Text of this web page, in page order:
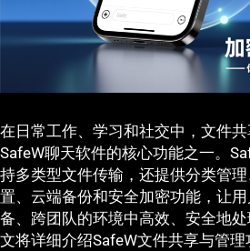
在日常工作、学习和社交中，文件
SafeW聊天软件的核心功能之一。
持多类型文件传输，还提供分类管
置、云端备份和安全加密功能，让
备、跨团队的环境中高效、安全地
文将详细介绍SafeW文件共享与管